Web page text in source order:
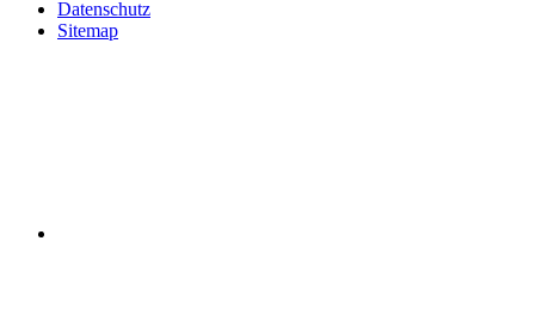
Datenschutz
Sitemap